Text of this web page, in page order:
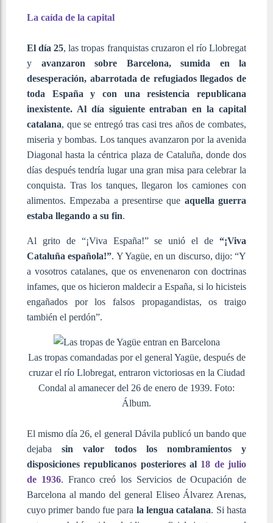
La caída de la capital
El día 25, las tropas franquistas cruzaron el río Llobregat
y avanzaron sobre Barcelona, sumida en la
desesperación, abarrotada de refugiados llegados de
toda España y con una resistencia republicana
inexistente. Al día siguiente entraban en la capital
catalana, que se entregó tras casi tres años de combates,
miseria y bombas. Los tanques avanzaron por la avenida
Diagonal hasta la céntrica plaza de Cataluña, donde dos
días después tendría lugar una gran misa para celebrar la
conquista. Tras los tanques, llegaron los camiones con
alimentos. Empezaba a presentirse que aquella guerra
estaba llegando a su fin.
Al grito de “¡Viva España!” se unió el de “¡Viva
Cataluña española!”. Y Yagüe, en un discurso, dijo: “Y
a vosotros catalanes, que os envenenaron con doctrinas
infames, que os hicieron maldecir a España, si lo hicisteis
engañados por los falsos propagandistas, os traigo
también el perdón”.
Las tropas comandadas por el general Yagüe, después de
cruzar el río Llobregat, entraron victoriosas en la Ciudad
Condal al amanecer del 26 de enero de 1939. Foto:
Álbum.
El mismo día 26, el general Dávila publicó un bando que
dejabasin valor todos los nombramientos y
disposiciones republicanos posteriores al 18 de julio
de 1936. Franco creó los Servicios de Ocupación de
Barcelona al mando del general Eliseo Álvarez Arenas,
cuyo primer bando fue para la lengua catalana. Si hasta